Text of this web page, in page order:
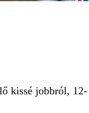
kissé jobbról, 12-